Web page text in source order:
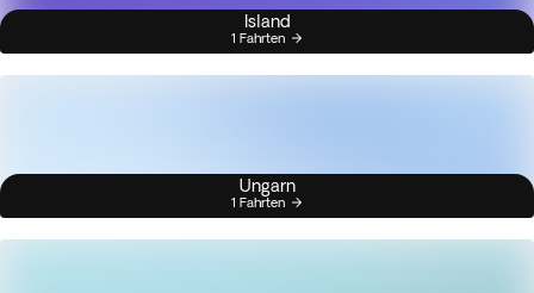
Island
1 Fahrten
Ungarn
1 Fahrten